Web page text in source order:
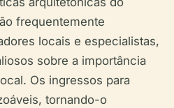
frequentemente
locais e especialistas,
sobre a importância
Os ingressos para
tornando-o